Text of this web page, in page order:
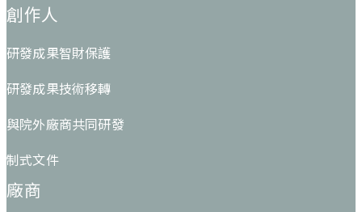
創作人
研發成果智財保護
研發成果技術移轉
與院外廠商共同研發
制式文件
廠商